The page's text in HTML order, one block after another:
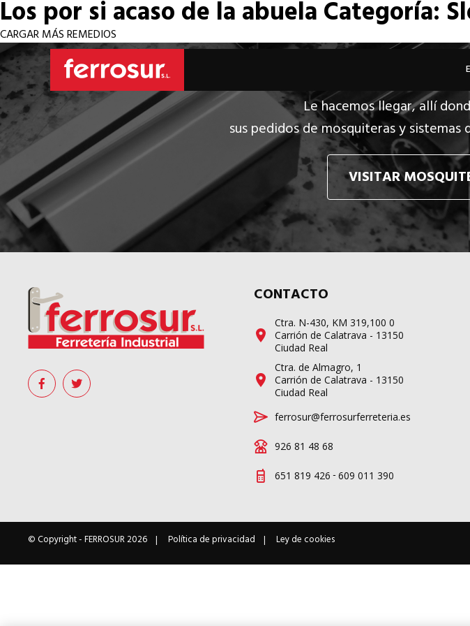
Los por si acaso de la abuelaCategoría:
CARGAR MÁS REMEDIOS
Le hacemos llegar, allí
sus pedidos de mosquiteras y
VISITAR
CONTACTO
Ctra. N-430, KM 319,100 0
Carrión de Calatrava - 13150
Ciudad Real
Ctra. de Almagro, 1
Carrión de Calatrava - 13150
Ciudad Real
ferrosur@ferrosurferreteria.es
926 81 48 68
651 819 426 - 609 011 390
© Copyright -FERROSUR2026 Política de privacidad Ley de cookies